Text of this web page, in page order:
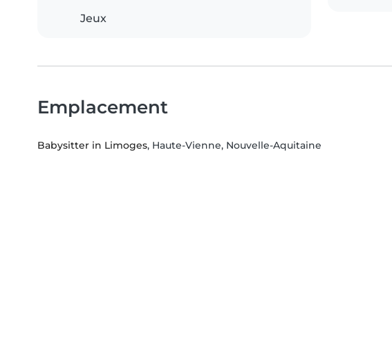
Jeux
Emplacement
Babysitter in Limoges, Haute-Vienne, Nouvelle-Aquitaine